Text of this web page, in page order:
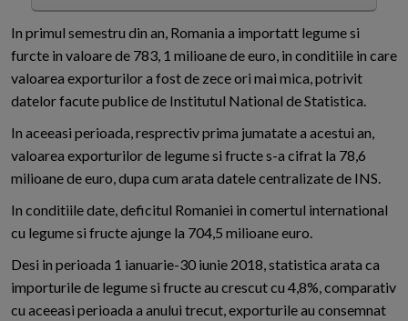
In primul semestru din an, Romania a importatt legume si
furcte in valoare de 783, 1 milioane de euro, in conditiile in care
valoarea exporturilor a fost de zece ori mai mica, potrivit
datelor facute publice de Institutul National de Statistica.
In aceeasi perioada, resprectiv prima jumatate a acestui an,
valoarea exporturilor de legume si fructe s-a cifrat la 78,6
milioane de euro, dupa cum arata datele centralizate de INS.
In conditiile date, deficitul Romaniei in comertul international
cu legume si fructe ajunge la 704,5 milioane euro.
Desi in perioada 1 ianuarie-30 iunie 2018, statistica arata ca
importurile de legume si fructe au crescut cu 4,8%, comparativ
cu aceeasi perioada a anului trecut, exporturile au consemnat